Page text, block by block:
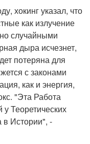
хокинг указал, что
как излучение
случайными
дыра исчезнет,
потеряна для
с законами
как и энергия,
"Эта Работа
Теоретических
в Истории", -